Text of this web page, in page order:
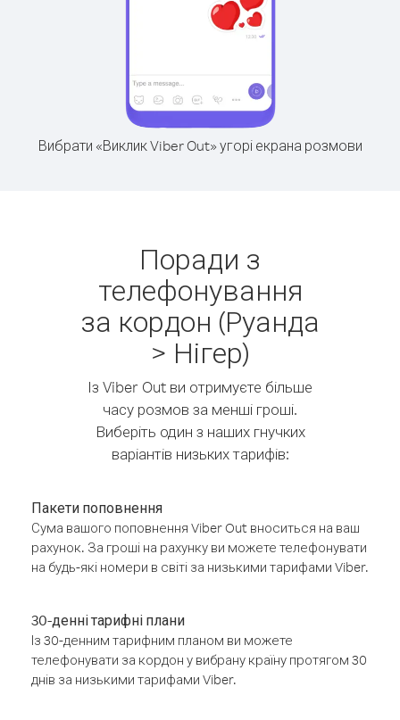
Вибрати «Виклик Viber Out» угорі екрана розмови
Поради з
телефонування
за кордон (Руанда
> Нігер)
Із Viber Out ви отримуєте більше
часу розмов за менші гроші.
Виберіть один з наших гнучких
варіантів низьких тарифів:
Пакети поповнення
Сума вашого поповнення Viber Out вноситься на ваш
рахунок. За гроші на рахунку ви можете телефонувати
на будь-які номери в світі за низькими тарифами Viber.
30-денні тарифні плани
Із 30-денним тарифним планом ви можете
телефонувати за кордон у вибрану країну протягом 30
днів за низькими тарифами Viber.